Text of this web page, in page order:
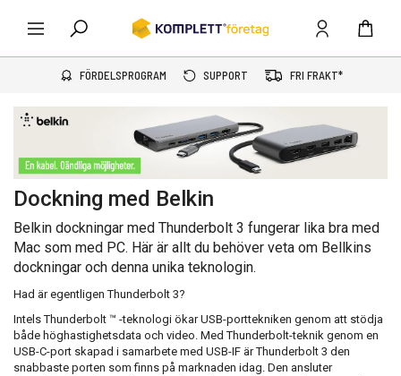
FÖRDELSPROGRAM SUPPORT FRI FRAKT*
Dockning med Belkin
Belkin dockningar med Thunderbolt 3 fungerar lika bra med
Mac som med PC. Här är allt du behöver veta om Bellkins
dockningar och denna unika teknologin.
Had är egentligen Thunderbolt 3?
Intels Thunderbolt ™ -teknologi ökar USB-porttekniken genom att stödja
både höghastighetsdata och video. Med Thunderbolt-teknik genom en
USB-C-port skapad i samarbete med USB-IF är Thunderbolt 3 den
snabbaste porten som finns på marknaden idag. Den ansluter